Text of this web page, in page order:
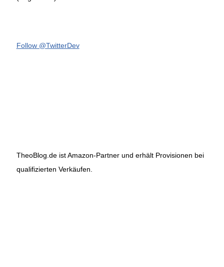
Follow @TwitterDev
TheoBlog.de ist Amazon-Partner und erhält Provisionen bei
qualifizierten Verkäufen.